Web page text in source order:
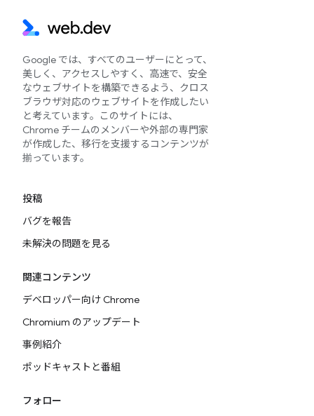
Google では、すべてのユーザーにとって、
美しく、アクセスしやすく、高速で、安全
なウェブサイトを構築できるよう、クロス
ブラウザ対応のウェブサイトを作成したい
と考えています。このサイトには、
Chrome チームのメンバーや外部の専門家
が作成した、移行を支援するコンテンツが
揃っています。
投稿
バグを報告
未解決の問題を見る
関連コンテンツ
デベロッパー向け Chrome
Chromium のアップデート
事例紹介
ポッドキャストと番組
フォロー